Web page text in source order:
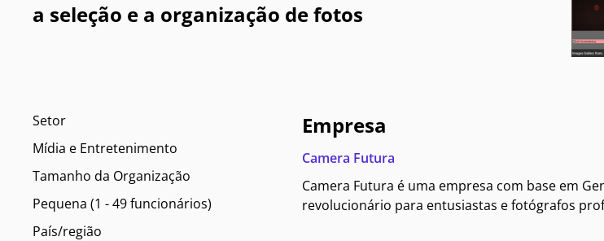
a seleção e a organização de fotos
Setor
Mídia e Entretenimento
Tamanho da Organização
Pequena (1 - 49 funcionários)
País/região
Empresa
Camera Futura
Camera Futura é uma empresa com base em
revolucionário para entusiastas e fotógrafos